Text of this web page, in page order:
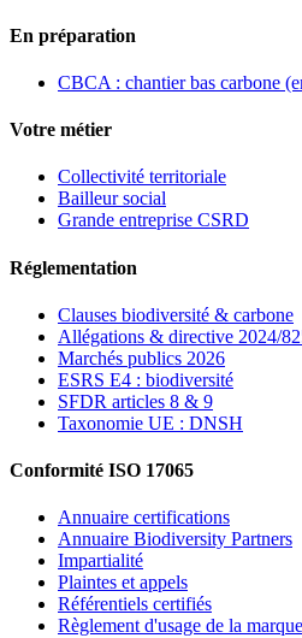
En préparation
CBCA : chantier bas carbone
Votre métier
Collectivité territoriale
Bailleur social
Grande entreprise CSRD
Réglementation
Clauses biodiversité & carbone
Allégations & directive 2024/
Marchés publics 2026
ESRS E4 : biodiversité
SFDR articles 8 & 9
Taxonomie UE : DNSH
Conformité ISO 17065
Annuaire certifications
Annuaire Biodiversity Partners
Impartialité
Plaintes et appels
Référentiels certifiés
Règlement d'usage de la